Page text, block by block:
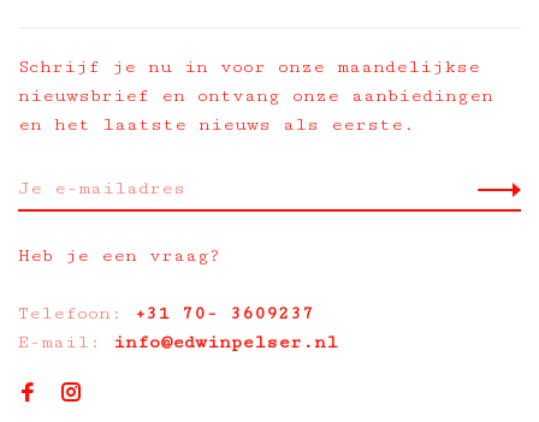
Schrijf je nu in voor onze maandelijkse
nieuwsbrief en ontvang onze aanbiedingen
en het laatste nieuws als eerste.
Heb je een vraag?
Telefoon: +31 70- 3609237
E-mail:
info@edwinpelser.nl